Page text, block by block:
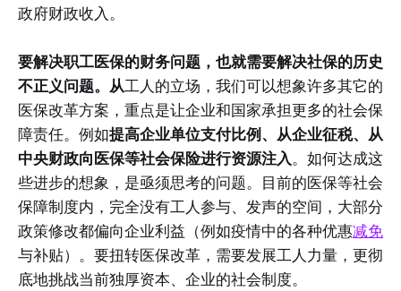
政府财政收入。
要解决职工医保的财务问题，也就需要解决社保的历史
不正义问题。从工人的立场，我们可以想象许多其它的
医保改革方案，重点是让企业和国家承担更多的社会保
障责任。例如提高企业单位支付比例、从企业征税、从
中央财政向医保等社会保险进行资源注入。如何达成这
些进步的想象，是亟须思考的问题。目前的医保等社会
保障制度内，完全没有工人参与、发声的空间，大部分
政策修改都偏向企业利益（例如疫情中的各种优惠减免
与补贴）。要扭转医保改革，需要发展工人力量，更彻
底地挑战当前独厚资本、企业的社会制度。